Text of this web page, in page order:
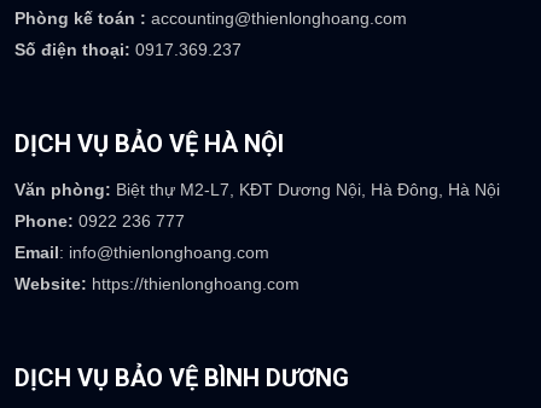
Phòng kế toán : accounting@thienlonghoang.com
Số điện thoại: 0917.369.237
DỊCH VỤ BẢO VỆ HÀ NỘI
Văn phòng: Biệt thự M2-L7, KĐT Dương Nội, Hà Đông, Hà Nội
Phone: 0922 236 777
Email: info@thienlonghoang.com
Website: https://thienlonghoang.com
DỊCH VỤ BẢO VỆ BÌNH DƯƠNG